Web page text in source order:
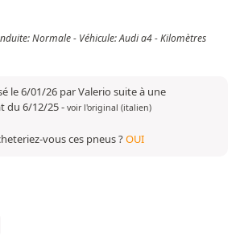
Normale - Véhicule: Audi a4 - Kilomètres
le 6/01/26 par Valerio suite à une
du 6/12/25- voir l'original (italien)
vous ces pneus ?OUI